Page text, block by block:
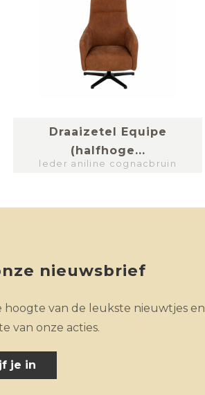
Draaizetel Equipe
(halfhoge...
leder aniline cognacbruin
nieuwsbrief
hoogte van de leukste nieuwtjes en
van onze acties.
je in